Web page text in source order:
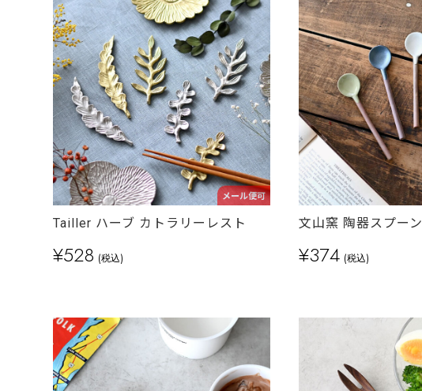
メール便可
Tailler ハーブ カトラリーレスト
¥528 (税込)
文山窯 陶器スプーン
¥374 (税込)